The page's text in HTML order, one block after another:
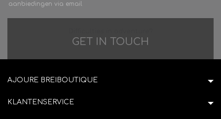
aanbiedingen via email
GET IN TOUCH
AJOURE BREIBOUTIQUE
KLANTENSERVICE